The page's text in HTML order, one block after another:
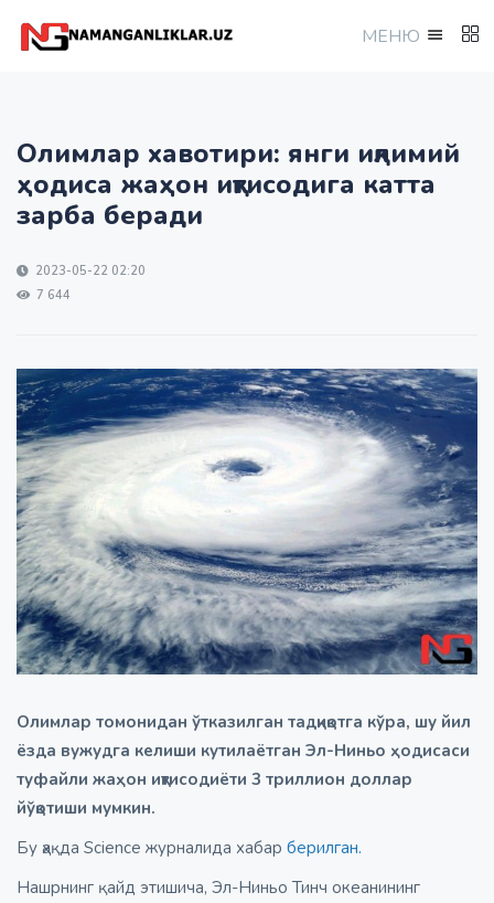
МEНЮ
Олимлар хавотири: янги иқлимий
ҳодиса жаҳон иқтисодига катта
зарба беради
2023-05-22 02:20
7 644
Олимлар томонидан ўтказилган тадқиқотга кўра, шу йил
ёзда вужудга келиши кутилаётган Эл-Ниньо ҳодисаси
туфайли жаҳон иқтисодиёти 3 триллион доллар
йўқотиши мумкин.
Бу ҳақда Science журналида хабар берилган.
Нашрнинг қайд этишича, Эл-Ниньо Тинч океанининг